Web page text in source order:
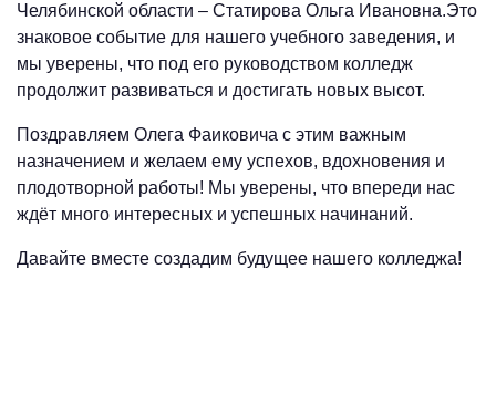
Челябинской области – Статирова Ольга Ивановна.Это
знаковое событие для нашего учебного заведения, и
мы уверены, что под его руководством колледж
продолжит развиваться и достигать новых высот.
Поздравляем Олега Фаиковича с этим важным
назначением и желаем ему успехов, вдохновения и
плодотворной работы! Мы уверены, что впереди нас
ждёт много интересных и успешных начинаний.
Давайте вместе создадим будущее нашего колледжа!